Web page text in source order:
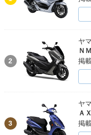
2
ヤ
Ｎ
掲
3
ヤ
Ａ
掲